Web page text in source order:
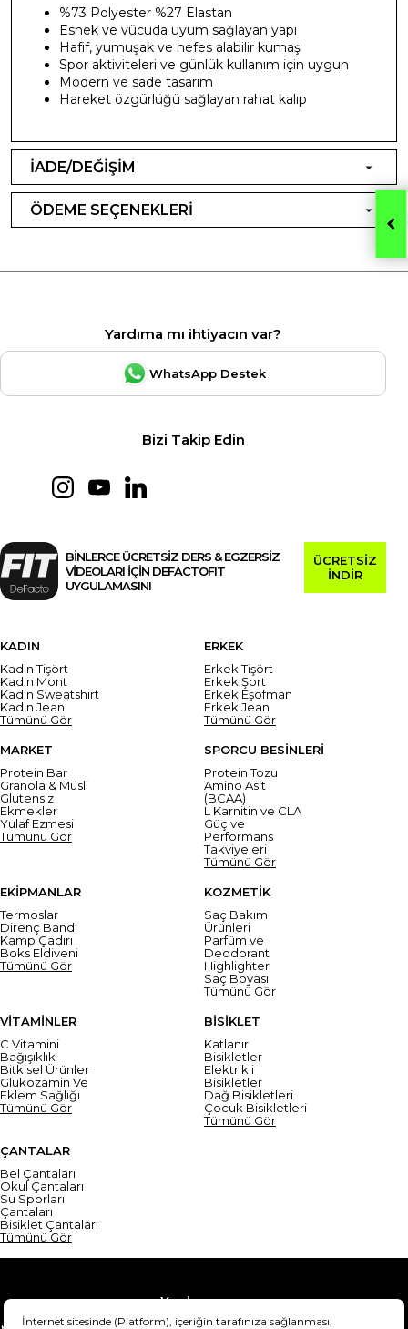
%73 Polyester %27 Elastan
Esnek ve vücuda uyum sağlayan yapı
Hafif, yumuşak ve nefes alabilir kumaş
Spor aktiviteleri ve günlük kullanım için uygun
Modern ve sade tasarım
Hareket özgürlüğü sağlayan rahat kalıp
İADE/DEĞİŞİM
ÖDEME SEÇENEKLERİ
Yardıma mı ihtiyacın var?
WhatsApp Destek
Bizi Takip Edin
BİNLERCE ÜCRETSİZ DERS & EGZERSİZ
VİDEOLARI İÇİN DEFACTOFIT
UYGULAMASINI
ÜCRETSİZ
İNDİR
KADIN
Kadın Tişört
Kadın Mont
Kadın Sweatshirt
Kadın Jean
Tümünü Gör
ERKEK
Erkek Tişört
Erkek Şort
Erkek Eşofman
Erkek Jean
Tümünü Gör
MARKET
Protein Bar
Granola & Müsli
Glutensiz
Ekmekler
Yulaf Ezmesi
Tümünü Gör
SPORCU BESİNLERİ
Protein Tozu
Amino Asit
(BCAA)
L Karnitin ve CLA
Güç ve
Performans
Takviyeleri
Tümünü Gör
EKİPMANLAR
Termoslar
Direnç Bandı
Kamp Çadırı
Boks Eldiveni
Tümünü Gör
KOZMETİK
Saç Bakım
Ürünleri
Parfüm ve
Deodorant
Highlighter
Saç Boyası
Tümünü Gör
VİTAMİNLER
C Vitamini
Bağışıklık
Bitkisel Ürünler
Glukozamin Ve
Eklem Sağlığı
Tümünü Gör
BİSİKLET
Katlanır
Bisikletler
Elektrikli
Bisikletler
Dağ Bisikletleri
Çocuk Bisikletleri
Tümünü Gör
ÇANTALAR
Bel Çantaları
Okul Çantaları
Su Sporları
Çantaları
Bisiklet Çantaları
Tümünü Gör
Yardım